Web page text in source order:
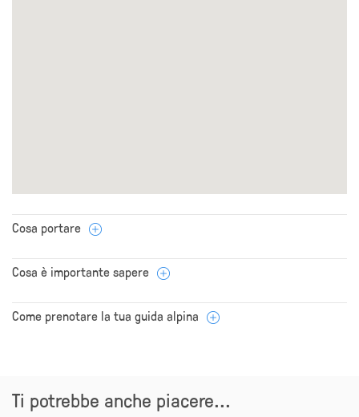
Cosa portare
Cosa è importante sapere
Come prenotare la tua guida alpina
Ti potrebbe anche piacere...